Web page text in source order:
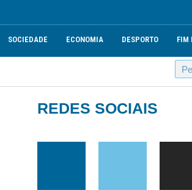
SOCIEDADE ECONOMIA DESPORTO FIM
REDES SOCIAIS